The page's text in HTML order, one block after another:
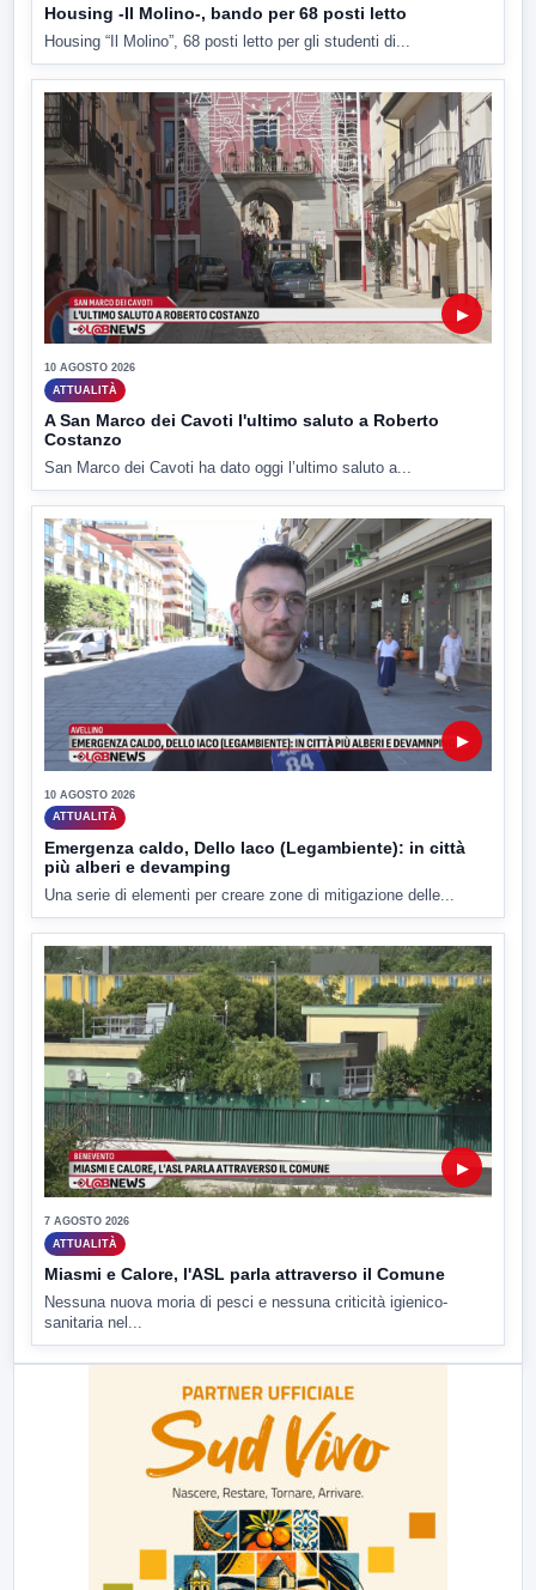
Housing -Il Molino-, bando per 68 posti letto
Housing “Il Molino”, 68 posti letto per gli studenti di...
▶
10 AGOSTO 2026
ATTUALITÀ
A San Marco dei Cavoti l'ultimo saluto a Roberto
Costanzo
San Marco dei Cavoti ha dato oggi l’ultimo saluto a...
▶
10 AGOSTO 2026
ATTUALITÀ
Emergenza caldo, Dello Iaco (Legambiente): in città
più alberi e devamping
Una serie di elementi per creare zone di mitigazione delle...
▶
7 AGOSTO 2026
ATTUALITÀ
Miasmi e Calore, l'ASL parla attraverso il Comune
Nessuna nuova moria di pesci e nessuna criticità igienico-
sanitaria nel...